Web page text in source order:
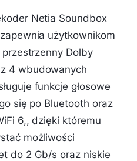
Netia Soundbox
użytkownikom
Dolby
4 wbudowanych
funkcje głosowe
się po Bluetooth oraz
6,, dzięki któremu
możliwości
do 2 Gb/s oraz niskie